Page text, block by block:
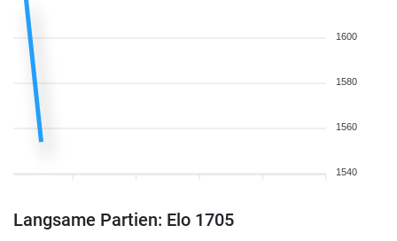
1600
1580
1560
1540
Langsame Partien: Elo 1705